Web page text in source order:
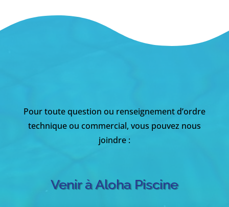
Pour toute question ou renseignement d’ordre
technique ou commercial, vous pouvez nous
joindre :
Venir à Aloha Piscine